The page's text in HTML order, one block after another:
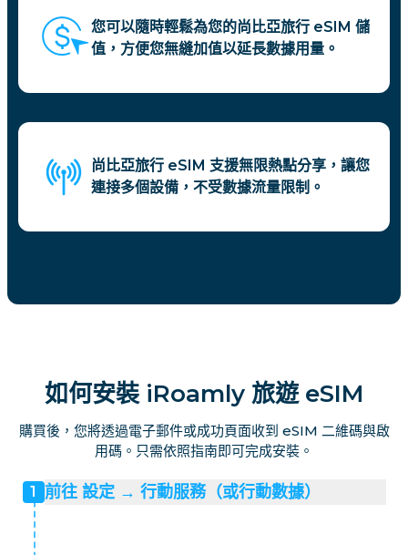
您可以隨時輕鬆為您的尚比亞旅行 eSIM 儲
值，方便您無縫加值以延長數據用量。
尚比亞旅行 eSIM 支援無限熱點分享，讓您
連接多個設備，不受數據流量限制。
如何安裝 iRoamly 旅遊 eSIM
購買後，您將透過電子郵件或成功頁面收到 eSIM 二維碼與啟
用碼。只需依照指南即可完成安裝。
1 前往 設定 → 行動服務（或行動數據）